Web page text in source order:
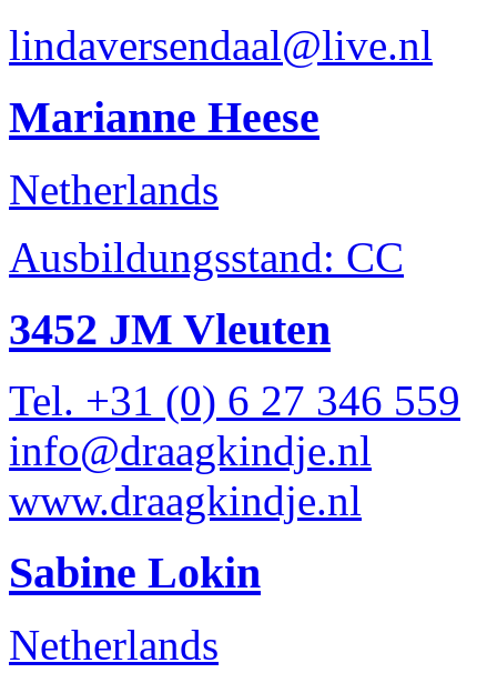
lindaversendaal@live.nl
Marianne Heese
Netherlands
Ausbildungsstand: CC
3452 JM Vleuten
Tel. +31 (0) 6 27 346 559
info@draagkindje.nl
www.draagkindje.nl
Sabine Lokin
Netherlands